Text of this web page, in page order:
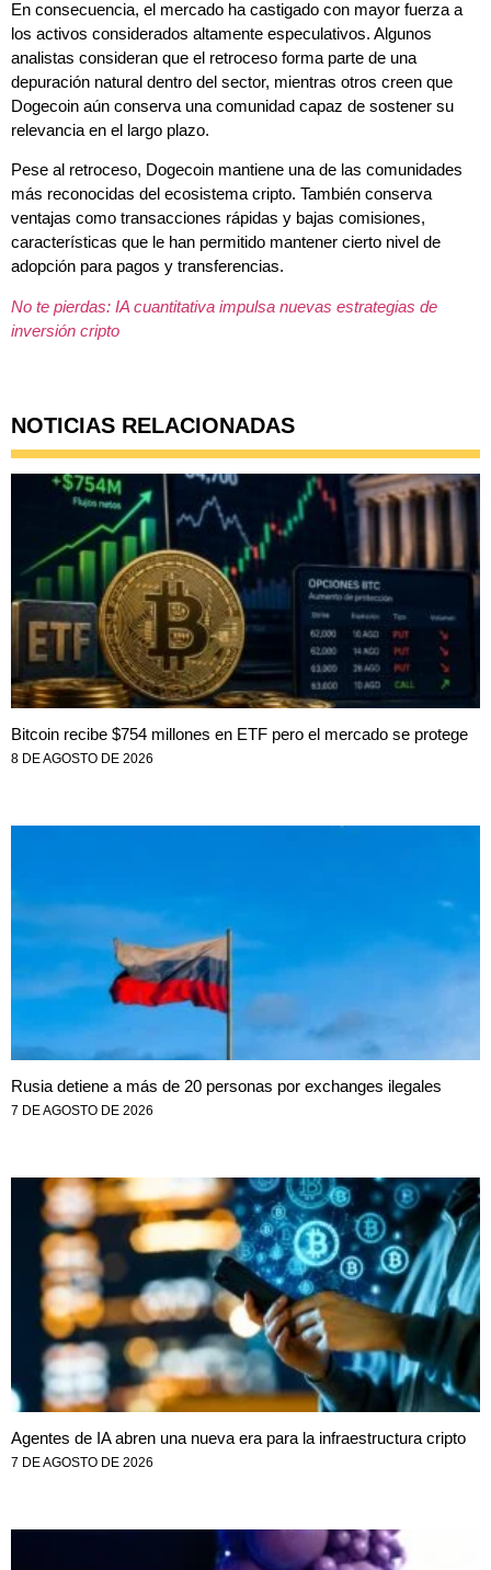
En consecuencia, el mercado ha castigado con mayor fuerza a
los activos considerados altamente especulativos. Algunos
analistas consideran que el retroceso forma parte de una
depuración natural dentro del sector, mientras otros creen que
Dogecoin aún conserva una comunidad capaz de sostener su
relevancia en el largo plazo.
Pese al retroceso, Dogecoin mantiene una de las comunidades
más reconocidas del ecosistema cripto. También conserva
ventajas como transacciones rápidas y bajas comisiones,
características que le han permitido mantener cierto nivel de
adopción para pagos y transferencias.
No te pierdas: IA cuantitativa impulsa nuevas estrategias de
inversión cripto
NOTICIAS RELACIONADAS
Bitcoin recibe $754 millones en ETF pero el mercado se protege
8 DE AGOSTO DE 2026
Rusia detiene a más de 20 personas por exchanges ilegales
7 DE AGOSTO DE 2026
Agentes de IA abren una nueva era para la infraestructura cripto
7 DE AGOSTO DE 2026